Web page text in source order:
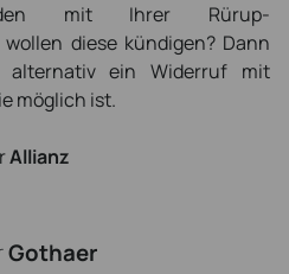
mit Ihrer Rürup-
diese kündigen? Dann
ein Widerruf mit
möglich ist.
Allianz
Gothaer